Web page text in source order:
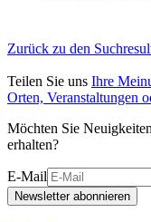
Zurück zu den
Teilen Sie uns Ihre
Orten, Veranstaltungen
Möchten Sie
erhalten?
E-Mail
Newsletter abonnieren